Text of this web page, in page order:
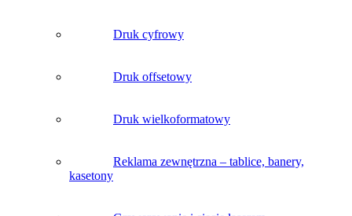
Druk cyfrowy
Druk offsetowy
Druk wielkoformatowy
Reklama zewnętrzna – tablice, banery,
kasetony